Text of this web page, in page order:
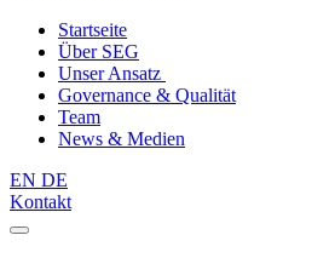
Startseite
Über SEG
Unser Ansatz
Governance & Qualität
Team
News & Medien
EN DE
Kontakt